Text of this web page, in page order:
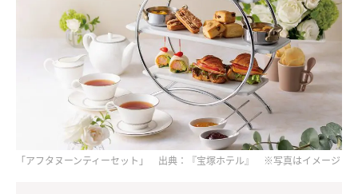
「アフタヌーンティーセット」 出典：『宝塚ホテル』 ※写真はイメージ